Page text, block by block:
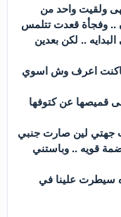
ولقيت واحد من
.. وفجأة قعدت تتلمس
.. لكن بعدين
اعرف وش اسوي
قميصها عن كتوفها
جهتي لين صارت جنبي
قويه .. وباستني
سيطرت علينا في